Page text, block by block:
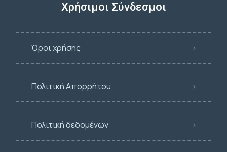
Χρήσιμοι Σύνδεσμοι
Όροι χρήσης
Πολιτική Απορρήτου
Πολιτική δεδομένων